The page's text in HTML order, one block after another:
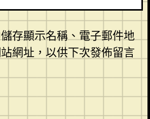
存顯示名稱、電子郵件地
網址，以供下次發佈留言